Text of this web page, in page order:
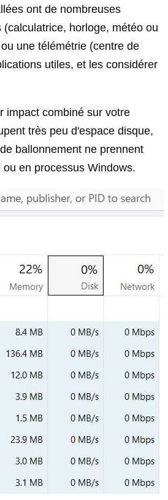
ont de nombreuses
horloge, météo ou
une télémétrie (centre de
utiles, et les considérer
impact combiné sur votre
très peu d'espace disque,
ballonnement ne prennent
en processus Windows.